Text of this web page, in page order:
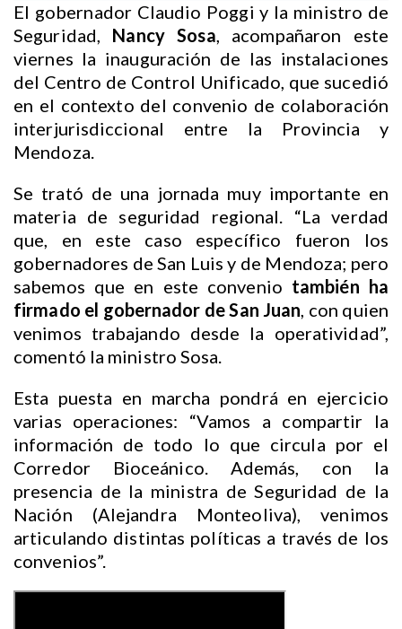
El gobernador Claudio Poggi y la ministro de
Seguridad, Nancy Sosa, acompañaron este
viernes la inauguración de las instalaciones
del Centro de Control Unificado, que sucedió
en el contexto del convenio de colaboración
interjurisdiccional entre la Provincia y
Mendoza.
Se trató de una jornada muy importante en
materia de seguridad regional. “La verdad
que, en este caso específico fueron los
gobernadores de San Luis y de Mendoza; pero
sabemos que en este convenio también ha
firmado el gobernador de San Juan, con quien
venimos trabajando desde la operatividad”,
comentó la ministro Sosa.
Esta puesta en marcha pondrá en ejercicio
varias operaciones: “Vamos a compartir la
información de todo lo que circula por el
Corredor Bioceánico. Además, con la
presencia de la ministra de Seguridad de la
Nación (Alejandra Monteoliva), venimos
articulando distintas políticas a través de los
convenios”.